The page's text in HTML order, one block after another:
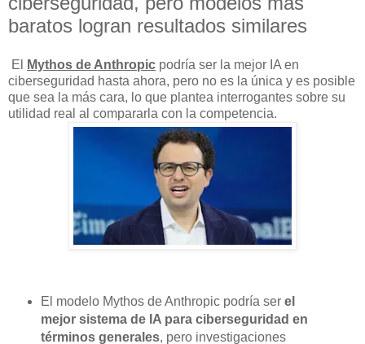
baratos logran resultados similares
El Mythos de Anthropic podría ser la mejor IA en
ciberseguridad hasta ahora, pero no es la única y es posible
que sea la más cara, lo que plantea interrogantes sobre su
utilidad real al compararla con la competencia.
El modelo Mythos de Anthropic podría ser el
mejor sistema de IA para ciberseguridad en
términos generales, pero investigaciones